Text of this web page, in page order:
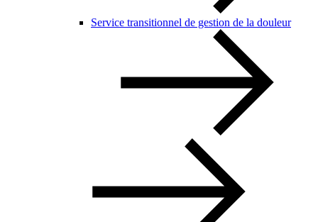
Service transitionnel de gestion de la douleur